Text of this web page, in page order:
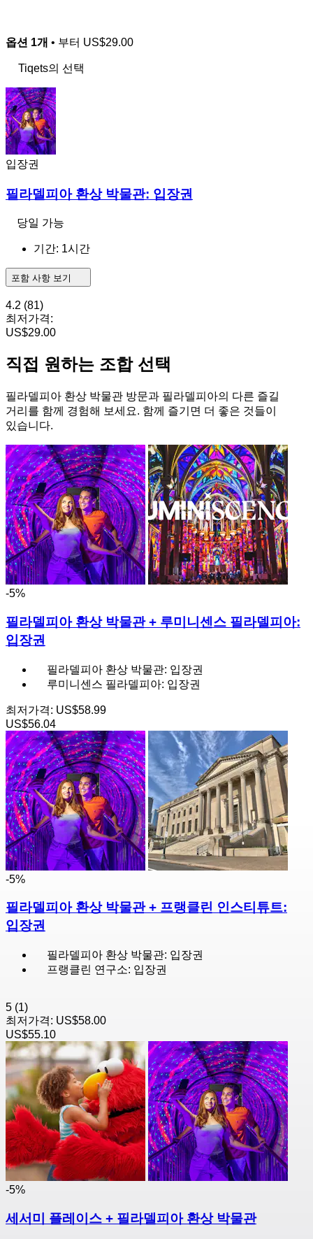
옵션 1개 • 부터 US$29.00
Tiqets의 선택
입장권
필라델피아 환상 박물관: 입장권
당일 가능
기간: 1시간
포함 사항 보기
4.2 (81)
최저가격:
US$29.00
직접 원하는 조합 선택
필라델피아 환상 박물관 방문과 필라델피아의 다른 즐길
거리를 함께 경험해 보세요. 함께 즐기면 더 좋은 것들이
있습니다.
-5%
필라델피아 환상 박물관 + 루미니센스 필라델피아:
입장권
필라델피아 환상 박물관: 입장권
루미니센스 필라델피아: 입장권
최저가격: US$58.99
US$56.04
-5%
필라델피아 환상 박물관 + 프랭클린 인스티튜트:
입장권
필라델피아 환상 박물관: 입장권
프랭클린 연구소: 입장권
5 (1)
최저가격: US$58.00
US$55.10
-5%
세서미 플레이스 + 필라델피아 환상 박물관